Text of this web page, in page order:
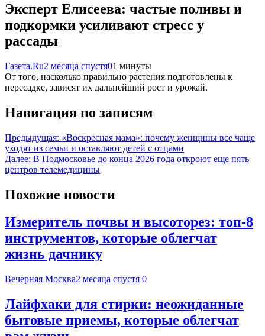
Эксперт Елисеева: частые поливы и
подкормки усиливают стресс у
рассады
Газета.Ru2 месяца спустя01 минуты
От того, насколько правильно растения подготовлены к
пересадке, зависят их дальнейший рост и урожай.
Навигация по записям
Предыдущая: «Воскресная мама»: почему женщины все чаще
уходят из семьи и оставляют детей с отцами
Далее: В Подмосковье до конца 2026 года откроют еще пять
центров телемедицины
Похожие новости
Измеритель почвы и высоторез: топ-8
инструментов, которые облегчат
жизнь дачнику
Вечерняя Москва2 месяца спустя 0
Лайфхаки для стирки: неожиданные
бытовые приемы, которые облегчат